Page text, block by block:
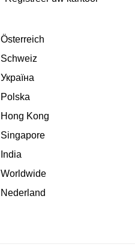
Österreich
Schweiz
Україна
Polska
Hong Kong
Singapore
India
Worldwide
Nederland